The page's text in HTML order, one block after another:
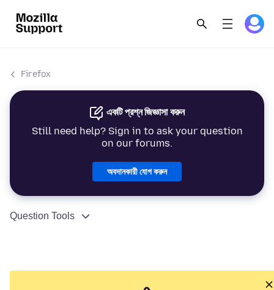
Firefox
একটি প্রশ্ন জিজ্ঞাসা করুন
Still need help? Sign in to ask your question
on our forums.
অবদানকারী যোগ করুন
Question Tools